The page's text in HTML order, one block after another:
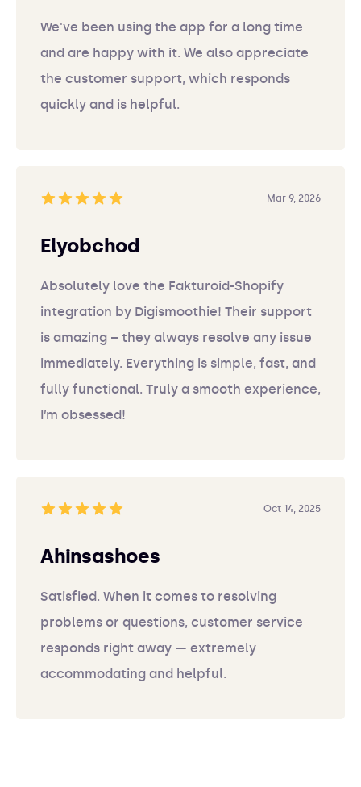
We've been using the app for a long time
and are happy with it. We also appreciate
the customer support, which responds
quickly and is helpful.
Mar 9, 2026
Elyobchod
Absolutely love the Fakturoid-Shopify
integration by Digismoothie! Their support
is amazing – they always resolve any issue
immediately. Everything is simple, fast, and
fully functional. Truly a smooth experience,
I’m obsessed!
Oct 14, 2025
Ahinsashoes
Satisfied. When it comes to resolving
problems or questions, customer service
responds right away — extremely
accommodating and helpful.